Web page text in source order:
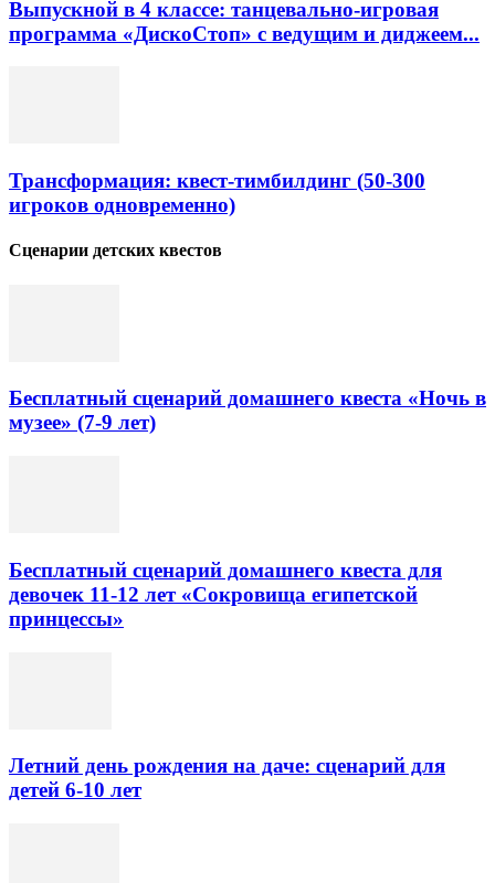
Выпускной в 4 классе: танцевально-игровая
программа «ДискоСтоп» с ведущим и диджеем...
Трансформация: квест-тимбилдинг (50-300
игроков одновременно)
Сценарии детских квестов
Бесплатный сценарий домашнего квеста «Ночь в
музее» (7-9 лет)
Бесплатный сценарий домашнего квеста для
девочек 11-12 лет «Сокровища египетской
принцессы»
Летний день рождения на даче: сценарий для
детей 6-10 лет